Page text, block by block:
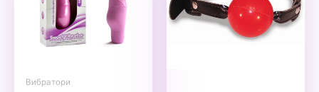
Вибратори